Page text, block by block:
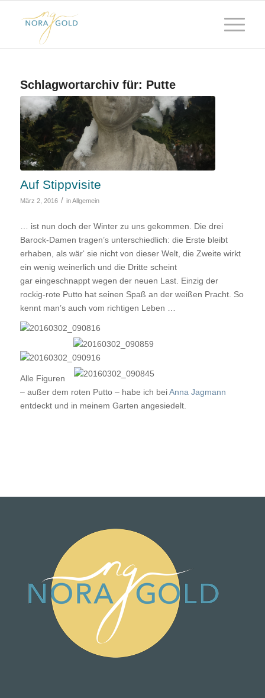
Schlagwortarchiv für: Putte
Auf Stippvisite
März 2, 2016 / inAllgemein
… ist nun doch der Winter zu uns gekommen. Die drei
Barock-Damen tragen’s unterschiedlich: die Erste bleibt
erhaben, als wär‘ sie nicht von dieser Welt, die Zweite wirkt
ein wenig weinerlich und die Dritte scheint
gar eingeschnappt wegen der neuen Last. Einzig der
rockig-rote Putto hat seinen Spaß an der weißen Pracht. So
kennt man’s auch vom richtigen Leben …
Alle Figuren
– außer dem roten Putto – habe ich beiAnna Jagmann
entdeckt und in meinem Garten angesiedelt.